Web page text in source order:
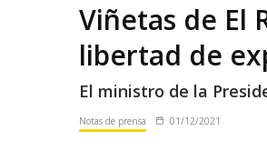
Viñetas de El
libertad de
El ministro de la
Notas de prensa 01/12/2021